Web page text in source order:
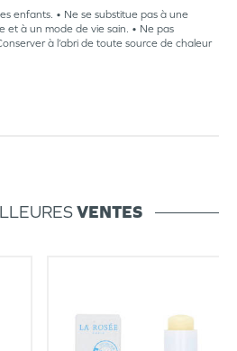
enfants. • Ne se substitue pas à une
et à un mode de vie sain. • Ne pas
à l’abri de toute source de chaleur
VENTES